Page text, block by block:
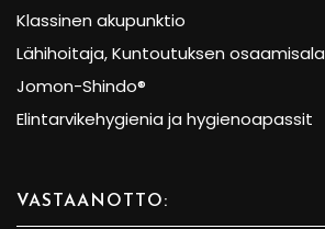
Klassinen akupunktio
Lähihoitaja, Kuntoutuksen osaamisala
Jomon-Shindo®
Elintarvikehygienia ja hygienoapassit
VASTAANOTTO: